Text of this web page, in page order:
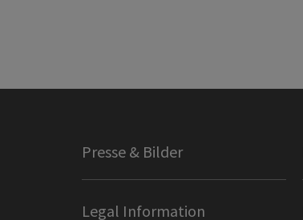
Presse & Bilder
Legal Information